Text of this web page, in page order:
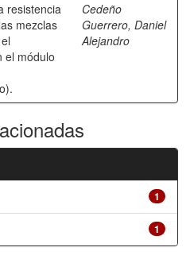
resistencia
mezclas
el módulo
Cedeño
Guerrero, Daniel
Alejandro
1
1